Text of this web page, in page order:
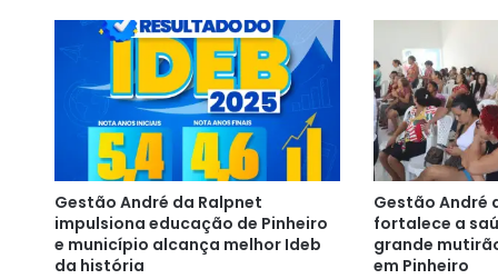
Gestão André da Ralpnet
impulsiona educação de Pinheiro
e município alcança melhor Ideb
da história
Gestão André
fortalece a
grande
em Pinheiro